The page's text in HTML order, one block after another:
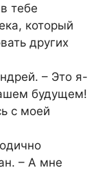
тебе
который
других
– Это я-
будущем!
с моей
– А мне